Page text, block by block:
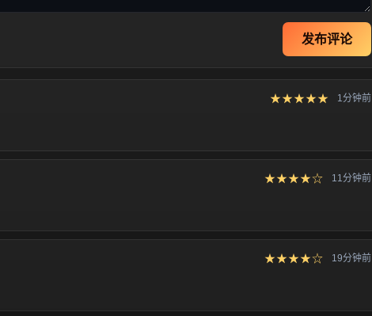
发布评论
★★★★★ 1分钟前
★★★★☆ 11分钟前
★★★★☆ 19分钟前